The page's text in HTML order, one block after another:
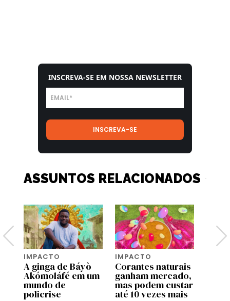
INSCREVA-SE EM NOSSA NEWSLETTER
ASSUNTOS RELACIONADOS
IMPACTO
A ginga de Báyò
Akómoláfé em um
mundo de
policrise
IMPACTO
Corantes naturais
ganham mercado,
mas podem custar
até 10 vezes mais